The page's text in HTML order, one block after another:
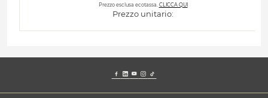
Prezzo esclusa ecotassa. CLICCA QUI
Prezzo unitario: